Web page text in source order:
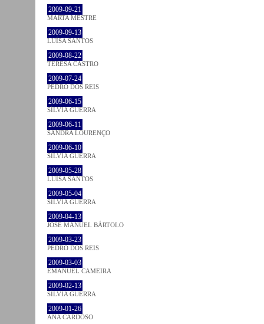
2009-09-21
MARTA MESTRE
2009-09-13
LUÍSA SANTOS
2009-08-22
TERESA CASTRO
2009-07-24
PEDRO DOS REIS
2009-06-15
SÍLVIA GUERRA
2009-06-11
SANDRA LOURENÇO
2009-06-10
SÍLVIA GUERRA
2009-05-28
LUÍSA SANTOS
2009-05-04
SÍLVIA GUERRA
2009-04-13
JOSÉ MANUEL BÁRTOLO
2009-03-23
PEDRO DOS REIS
2009-03-03
EMANUEL CAMEIRA
2009-02-13
SÍLVIA GUERRA
2009-01-26
ANA CARDOSO